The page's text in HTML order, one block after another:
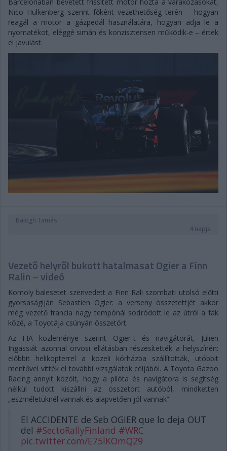
Nico Hülkenberg szerint főként vezethetőség terén – hogyan
reagál a motor a gázpedál használatára, hogyan adja le a
nyomatékot, eléggé simán és konzisztensen működik-e – értek
el javulást.
Balogh Tamás
4 napja
Vezető helyről bukott hatalmasat Ogier a Finn
Ralin – videó
Komoly balesetet szenvedett a Finn Rali szombati utolsó előtti
gyorsaságiján Sebastien Ogier: a verseny összetettjét akkor
még vezető francia nagy tempónál sodródott le az útról a fák
közé, a Toyotája csúnyán összetört.
Az FIA közleménye szerint Ogier-t és navigátorát, Julien
Ingassiát azonnal orvosi ellátásban részesítették a helyszínén:
előbbit helikopterrel a közeli kórházba szállították, utóbbit
mentővel vitték el további vizsgálatok céljából. A Toyota Gazoo
Racing annyit közölt, hogy a pilóta és navigátora is segítség
nélkül tudott kiszállni az összetört autóból, mindketten
„eszméletüknél vannak és alapvetően jól vannak”.
El ACCIDENTE de Seb OGIER que lo deja OUT
del #SectoRallyFinland #WRC
pic.twitter.com/E75lKOmQ29